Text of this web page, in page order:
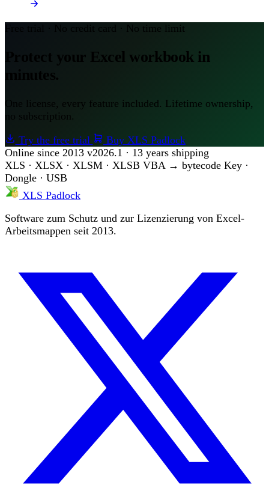
Free trial · No credit card · No time limit
Protect your Excel workbook in
One license, every feature included. Lifetime ownership,
no subscription.
Try the free trial
Buy XLS Padlock
Online since 2013 v2026.1 · 13 years shipping
XLS · XLSX · XLSM · XLSB VBA → bytecode Key ·
Dongle · USB
XLS Padlock
Software zum Schutz und zur Lizenzierung von Excel-
Arbeitsmappen seit 2013.